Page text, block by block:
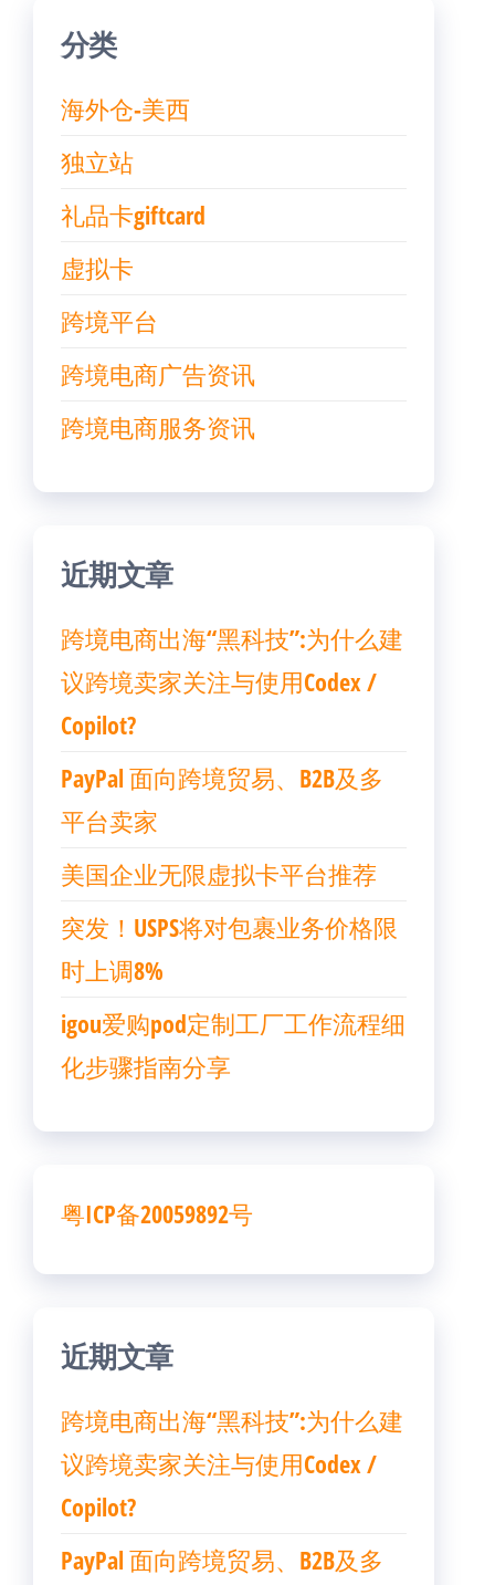
分类
海外仓-美西
独立站
礼品卡giftcard
虚拟卡
跨境平台
跨境电商广告资讯
跨境电商服务资讯
近期文章
跨境电商出海“黑科技”:为什么建
议跨境卖家关注与使用Codex /
Copilot?
PayPal 面向跨境贸易、B2B及多
平台卖家
美国企业无限虚拟卡平台推荐
突发！USPS将对包裹业务价格限
时上调8%
igou爱购pod定制工厂工作流程细
化步骤指南分享
粤ICP备20059892号
近期文章
跨境电商出海“黑科技”:为什么建
议跨境卖家关注与使用Codex /
Copilot?
PayPal 面向跨境贸易、B2B及多